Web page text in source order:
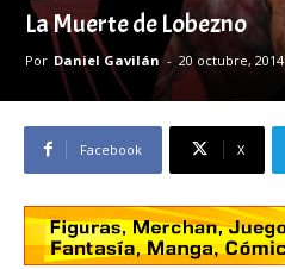
La Muerte de Lobezno
Por Daniel Gavilán - 20 octubre, 2014
Facebook X